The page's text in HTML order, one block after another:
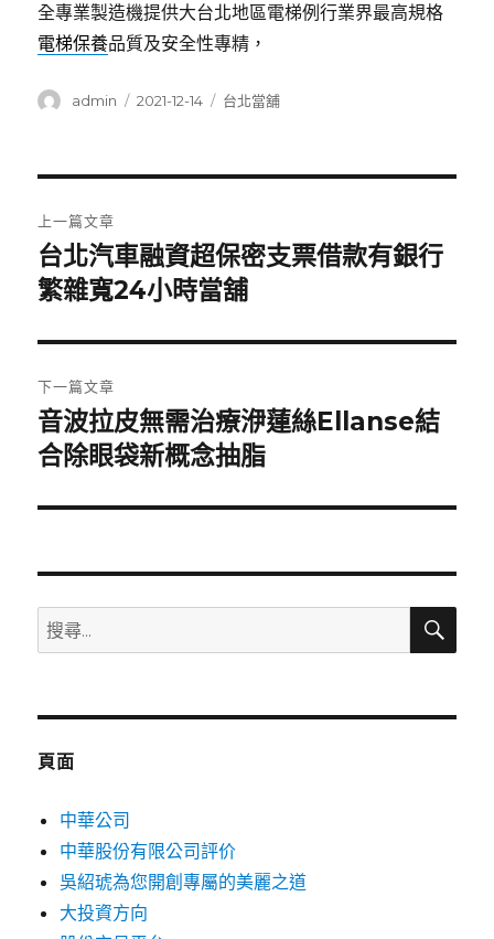
全專業製造機提供大台北地區電梯例行業界最高規格
電梯保養品質及安全性專精，
作
admin
發
2021-12-14
分
台北當舖
章
導
覽
上一篇文章
上
一
文
章:
台北汽車融資超保密支票借款有銀行
繁雜寬24小時當舖
下一篇文章
下
一
文
音波拉皮無需治療洢蓮絲Ellanse結
合除眼袋新概念抽脂
搜
尋
鍵
搜
頁面
中華公司
中華股份有限公司評价
吳紹琥為您開創專屬的美麗之道
大投資方向